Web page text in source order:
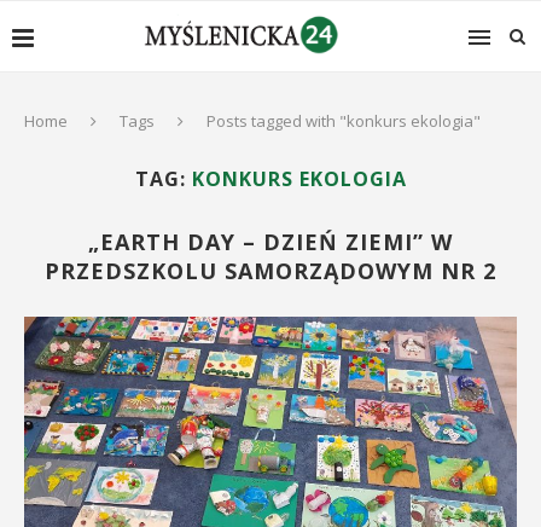
Home Tags Posts tagged with "konkurs ekologia"
TAG: KONKURS EKOLOGIA
„EARTH DAY – DZIEŃ ZIEMI” W
PRZEDSZKOLU SAMORZĄDOWYM NR 2